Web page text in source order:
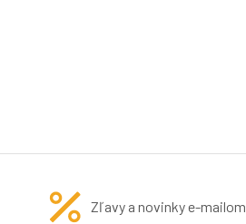
Zľavy a novinky e-mailom